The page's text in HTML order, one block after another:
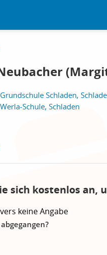
Grundschule Schladen,
Werla-Schule, Schladen
sich kostenlos
keine Angabe